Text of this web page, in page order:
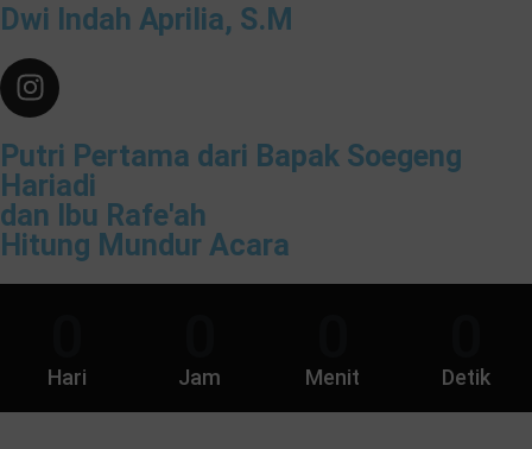
Dwi Indah Aprilia, S.M
Putri Pertama dari Bapak Soegeng
Hariadi
dan Ibu Rafe'ah
Hitung Mundur Acara
Hari Jam Menit Detik